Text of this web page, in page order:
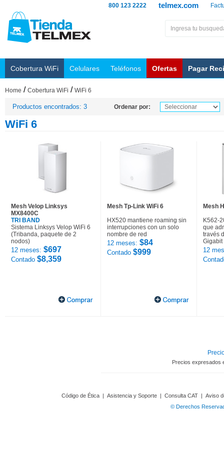
telmex.com
800 123 2222
Cobertura WiFi Celulares Teléfonos Ofertas Pagar
Home / Cobertura WiFi / WiFi 6
Productos encontrados: 3 Ordenar por:
WiFi 6
Mesh Velop Linksys
MX8400C
TRI BAND
Sistema Linksys Velop WiFi 6
(Tribanda, paquete de 2
nodos)
12 meses: $697
Contado $8,359
Mesh Tp-Link WiFi 6
HX520 mantiene roaming sin
interrupciones con un solo
nombre de red
12 meses: $84
Contado $999
Mesh
K562-
que
través
Gigabit
12
Precios expresados
Código de Ética | Asistencia y Soporte | Consulta CAT | Aviso
© Derechos